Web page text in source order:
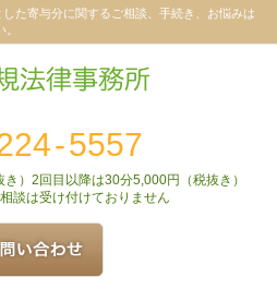
た寄与分に関するご相談、手続き、お悩みは
-5557
）2回目以降は30分5,000円（税抜き）
談は受け付けておりません